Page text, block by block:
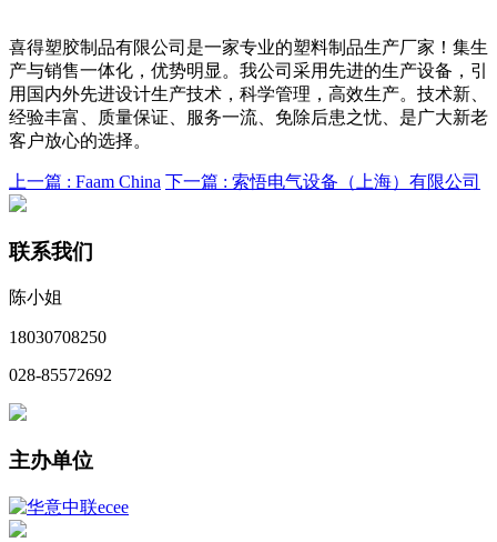
喜得塑胶制品有限公司是一家专业的塑料制品生产厂家！集生
产与销售一体化，优势明显。我公司采用先进的生产设备，引
用国内外先进设计生产技术，科学管理，高效生产。技术新、
经验丰富、质量保证、服务一流、免除后患之忧、是广大新老
客户放心的选择。
上一篇 : Faam China 下一篇 : 索悟电气设备（上海）有限公司
联系我们
陈小姐
18030708250
028-85572692
主办单位